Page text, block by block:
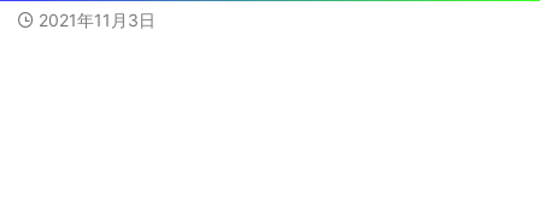
2021年11月3日